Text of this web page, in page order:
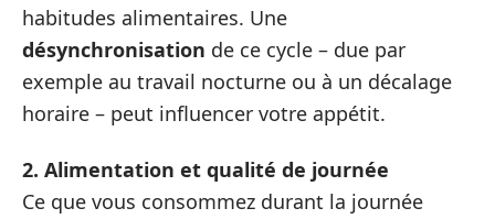
habitudes alimentaires. Une
désynchronisation de ce cycle – due par
exemple au travail nocturne ou à un décalage
horaire – peut influencer votre appétit.
2. Alimentation et qualité de journée
Ce que vous consommez durant la journée